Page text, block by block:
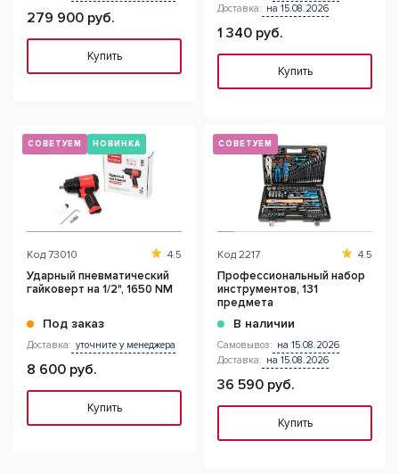
279 900 руб.
Купить
Доставка: на 15.08.2026
1 340 руб.
Купить
СОВЕТУЕМ НОВИНКА
Код 73010 4.5
Ударный пневматический
гайковерт на 1/2", 1650 NM
Под заказ
Доставка: уточните у менеджера
8 600 руб.
Купить
СОВЕТУЕМ
Код 2217 4.5
Профессиональный набор
инструментов, 131
предмета
В наличии
Самовывоз: на 15.08.2026
Доставка: на 15.08.2026
36 590 руб.
Купить